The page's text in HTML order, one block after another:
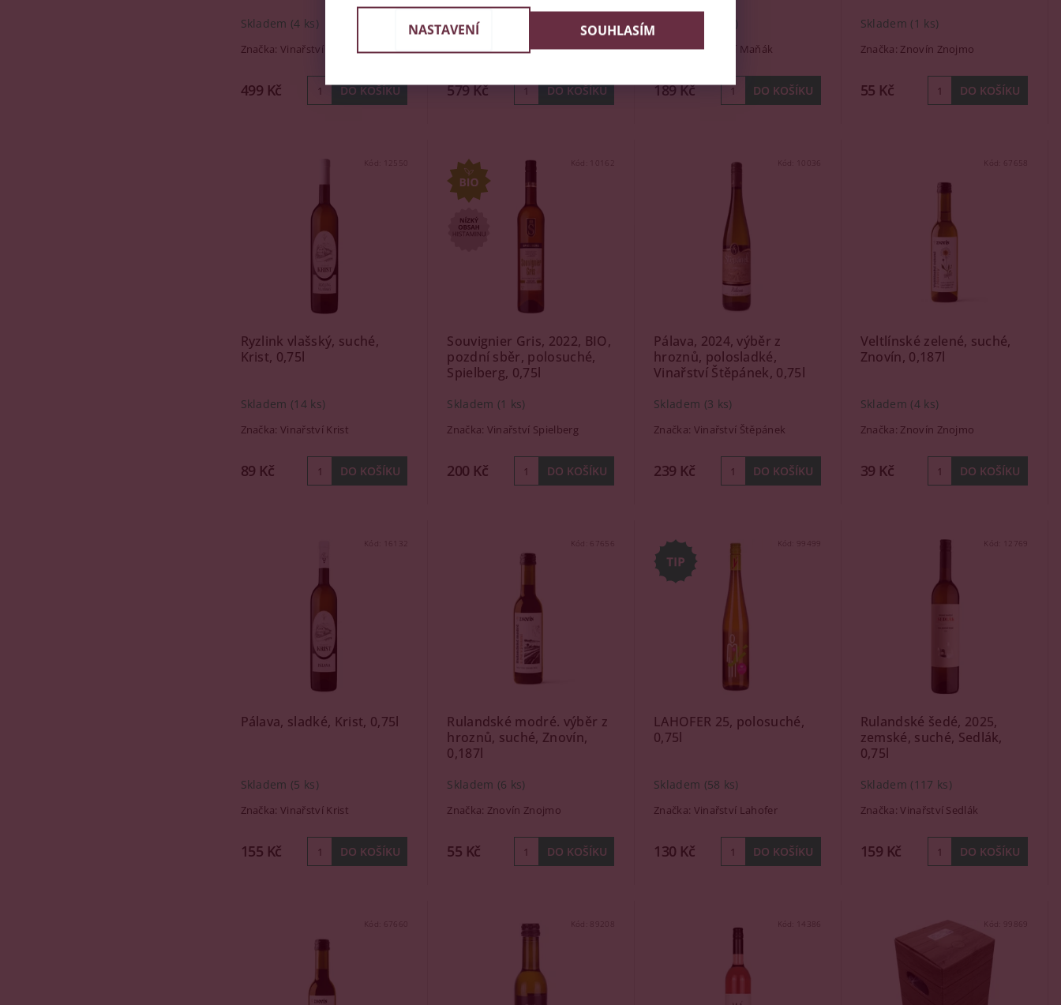
Skladem (4 ks)
Značka:Vinařství Veselý
499 Kč
Skladem(6 ks)
Značka:
Vinařství Krist - Bag in
Box
579 Kč
Skladem (18 ks)
Značka:Vinařství Maňák
189 Kč
Skladem (1 ks)
Značka: Znovín Znojmo
55 Kč
Kód: 12550
Ryzlink vlašský, suché,
Krist, 0,75l
Skladem (14 ks)
Značka:Vinařství Krist
89 Kč
Kód: 10162
Souvignier Gris, 2022, BIO,
pozdní sběr, polosuché,
Spielberg, 0,75l
Skladem (1 ks)
Značka: Vinařství Spielberg
200 Kč
Kód:
Pálava, 2024, výběr z
hroznů, polosladké,
Vinařství Štěpánek, 0,75l
Skladem (3 ks)
Značka: Vinařství Štěpánek
239 Kč
Kód: 67658
Veltlínské zelené, suché,
Znovín, 0,187l
Skladem (4 ks)
Značka: Znovín Znojmo
39 Kč
Kód: 16132
Pálava, sladké, Krist, 0,75l
Skladem (5 ks)
Značka:Vinařství Krist
155 Kč
Kód: 67656
Rulandské modré. výběr z
hroznů, suché, Znovín,
0,187l
Skladem (6 ks)
Značka: Znovín Znojmo
55 Kč
Kód: 99499
LAHOFER 25, polosuché,
0,75l
Skladem (58 ks)
Značka: Vinařství Lahofer
130 Kč
Kód: 12769
Rulandské šedé, 2025,
zemské, suché, Sedlák,
0,75l
Skladem (117 ks)
Značka:Vinařství Sedlák
159 Kč
Kód: 67660 Kód: 89208 Kód: 14386 Kód:
NASTAVENÍ SOUHLASÍM